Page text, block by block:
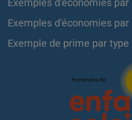
Exemples d'économies
Exemple de prime par